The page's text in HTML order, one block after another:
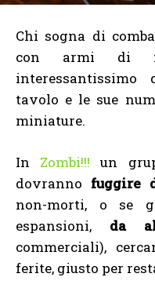
Chi sogna di
con armi di
interessantissimo
tavolo e le sue
miniature.
In Zombi!!! un
dovranno fuggire
non-morti, o se
espansioni, da
commerciali),
ferite, giusto per